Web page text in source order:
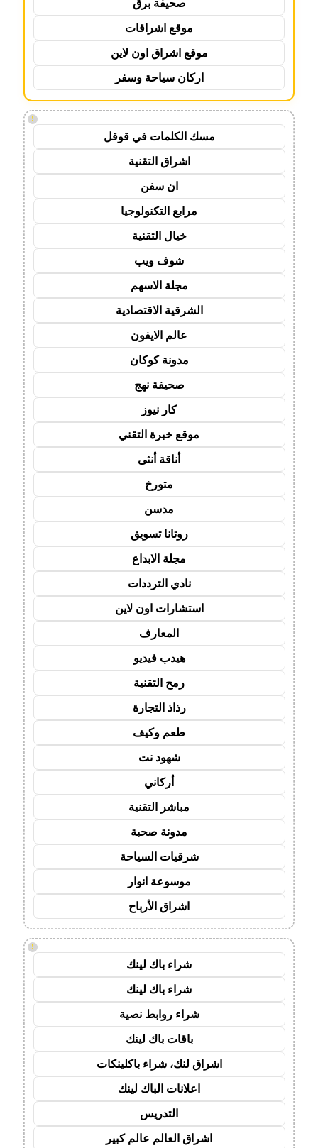
صحيفة برق
موقع اشراقات
موقع اشراق اون لاين
اركان سياحة وسفر
!
مسك الكلمات في قوقل
اشراق التقنية
ان سفن
مرابع التكنولوجيا
خيال التقنية
شوف ويب
مجلة الاسهم
الشرقية الاقتصادية
عالم الايفون
مدونة كوكان
صحيفة نهج
كار نيوز
موقع خبرة التقني
أناقة أنثى
متورخ
مدسن
روتانا تسويق
مجلة الابداع
نادي الترددات
استشارات اون لاين
المعارف
هيدب فيديو
رمح التقنية
رذاذ التجارة
طعم وكيف
شهود نت
أركاني
مباشر التقنية
مدونة صحبة
شرقيات السياحة
موسوعة انوار
اشراق الأرباح
!
شراء باك لينك
شراء باك لينك
شراء روابط نصية
باقات باك لينك
اشراق لنك، شراء باكلينكات
اعلانات الباك لينك
التدريس
اشراق العالم عالم كبير